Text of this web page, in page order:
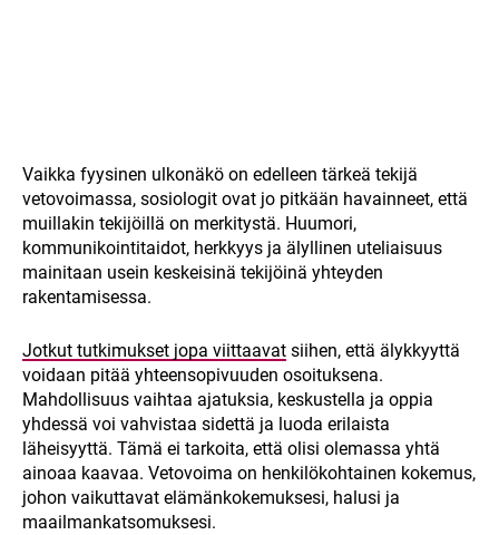
Vaikka fyysinen ulkonäkö on edelleen tärkeä tekijä
vetovoimassa, sosiologit ovat jo pitkään havainneet, että
muillakin tekijöillä on merkitystä. Huumori,
kommunikointitaidot, herkkyys ja älyllinen uteliaisuus
mainitaan usein keskeisinä tekijöinä yhteyden
rakentamisessa.
Jotkut tutkimukset jopa viittaavat siihen, että älykkyyttä
voidaan pitää yhteensopivuuden osoituksena.
Mahdollisuus vaihtaa ajatuksia, keskustella ja oppia
yhdessä voi vahvistaa sidettä ja luoda erilaista
läheisyyttä. Tämä ei tarkoita, että olisi olemassa yhtä
ainoaa kaavaa. Vetovoima on henkilökohtainen kokemus,
johon vaikuttavat elämänkokemuksesi, halusi ja
maailmankatsomuksesi.